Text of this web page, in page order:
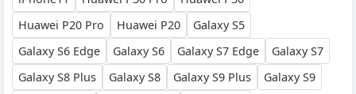
Huawei P20 Pro
Huawei P20
Galaxy S5
Galaxy S6 Edge
Galaxy S6 Galaxy S7 Edge
Galaxy S7
Galaxy S8 Plus
Galaxy S8 Galaxy S9 Plus
Galaxy S9